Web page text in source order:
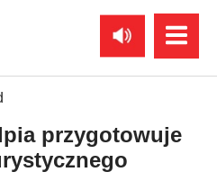
przygotowuje